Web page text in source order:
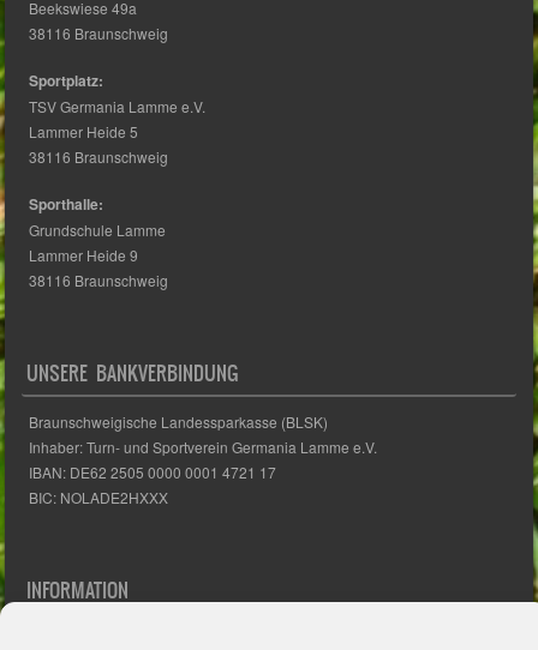
Beekswiese 49a
38116 Braunschweig
Sportplatz:
TSV Germania Lamme e.V.
Lammer Heide 5
38116 Braunschweig
Sporthalle:
Grundschule Lamme
Lammer Heide 9
38116 Braunschweig
UNSERE BANKVERBINDUNG
Braunschweigische Landessparkasse (BLSK)
Inhaber: Turn- und Sportverein Germania Lamme e.V.
IBAN: DE62 2505 0000 0001 4721 17
BIC: NOLADE2HXXX
INFORMATION